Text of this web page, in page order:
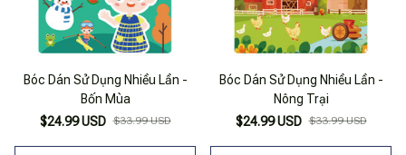
Bóc Dán Sử Dụng Nhiều Lần -
Bốn Mùa
$24.99 USD $33.99 USD
Bóc Dán Sử Dụng Nhiều Lần -
Nông Trại
$24.99 USD $33.99 USD